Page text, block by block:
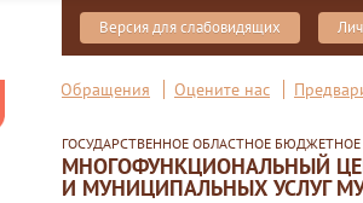
Версия для слабовидящих
Обращения Оцените нас
ГОСУДАРСТВЕННОЕ ОБЛАСТНОЕ
МНОГОФУНКЦИОНАЛЬНЫЙ
И МУНИЦИПАЛЬНЫХ УСЛУГ